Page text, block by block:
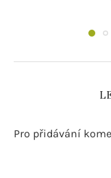
Pro přidávání